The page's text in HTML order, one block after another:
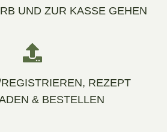
UND ZUR KASSE GEHEN
REZEPT
& BESTELLEN